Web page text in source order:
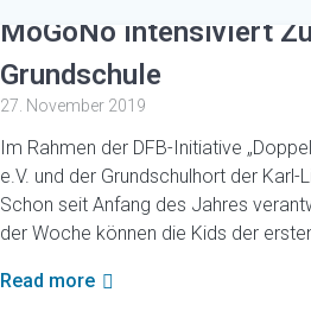
MoGoNo intensiviert
Grundschule
27. November 2019
Im Rahmen der DFB-Initiative
e.V. und der Grundschulhort der
Schon seit Anfang des Jahres
der Woche können die Kids der
Read more